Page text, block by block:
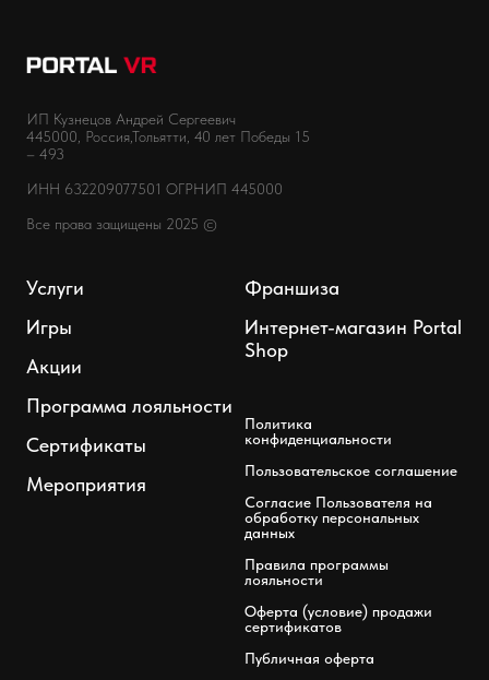
ИП Кузнецов Андрей Сергеевич
445000, Россия,Тольятти, 40 лет Победы 15
– 493
ИНН 632209077501 ОГРНИП 445000
Все права защищены 2025 ©
Услуги
Игры
Акции
Программа лояльности
Сертификаты
Мероприятия
Франшиза
Интернет-магазин Portal
Shop
Политика
конфиденциальности
Пользовательское соглашение
Согласие Пользователя на
обработку персональных
данных
Правила программы
лояльности
Оферта (условие) продажи
сертификатов
Публичная оферта